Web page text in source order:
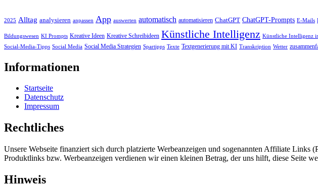
2025 Alltag analysieren anpassen App auswerten automatisch automatisieren ChatGPT ChatGPT-Prompts E-Mails
Bildungswesen KI Prompts Kreative Ideen Kreative Schreibideen Künstliche Intelligenz Künstliche Intelligenz
Social-Media-Tipps Social Media Social Media Strategien Spartipps Texte Textgenerierung mit KI Transkription Wetter
Informationen
Startseite
Datenschutz
Impressum
Rechtliches
Unsere Webseite finanziert sich durch platzierte Werbeanzeigen und sogenannten Affiliate
Produktlinks bzw. Werbeanzeigen verdienen wir einen kleinen Betrag, der uns hilft, diese Seite
Hinweis